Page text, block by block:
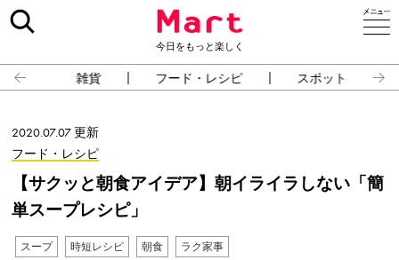
今日をもっと楽しく
雑貨 フード・レシピ スポット
2020.07.07 更新
フード・レシピ
【サクッと朝食アイデア】朝イライラしない「簡
単スープレシピ」
スープ 時短レシピ 朝食 ラク家事